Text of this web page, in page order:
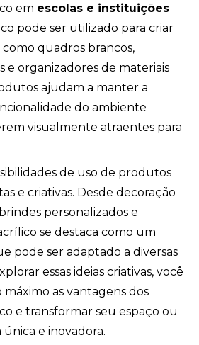
em escolas e instituições
pode ser utilizado para criar
como quadros brancos,
e organizadores de materiais
ajudam a manter a
do ambiente
visualmente atraentes para
de uso de produtos
e criativas. Desde decoração
personalizados e
se destaca como um
pode ser adaptado a diversas
essas ideias criativas, você
as vantagens dos
e transformar seu espaço ou
e inovadora.